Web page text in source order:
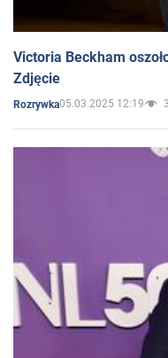
Victoria Beckham
Zdjęcie
Rozrywka05.03.2025 12:19 3